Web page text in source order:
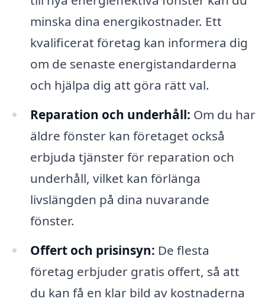
minska dina energikostnader. Ett
kvalificerat företag kan informera dig
om de senaste energistandarderna
och hjälpa dig att göra rätt val.
Reparation och underhåll: Om du har
äldre fönster kan företaget också
erbjuda tjänster för reparation och
underhåll, vilket kan förlänga
livslängden på dina nuvarande
fönster.
Offert och prisinsyn: De flesta
företag erbjuder gratis offert, så att
du kan få en klar bild av kostnaderna